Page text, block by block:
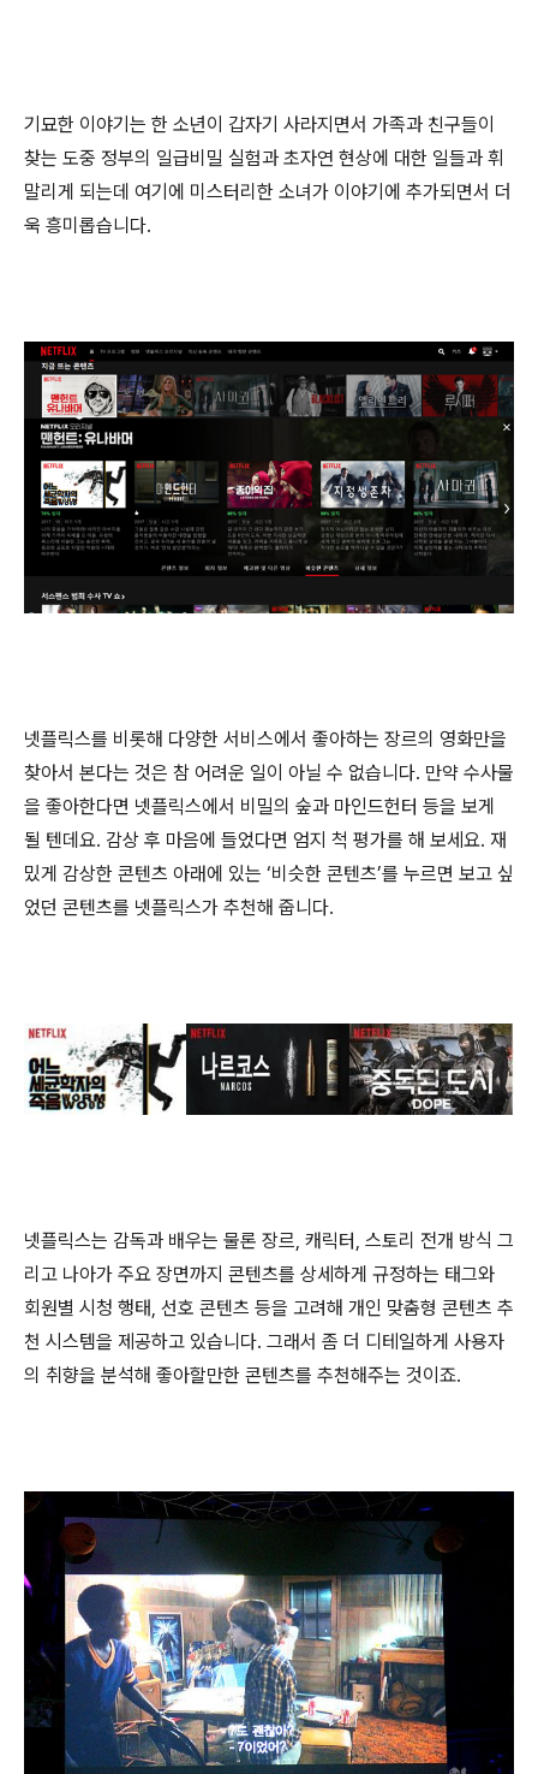
기묘한 이야기는 한 소년이 갑자기 사라지면서 가족과 친구들이
찾는 도중 정부의 일급비밀 실험과 초자연 현상에 대한 일들과 휘
말리게 되는데 여기에 미스터리한 소녀가 이야기에 추가되면서 더
욱 흥미롭습니다.
넷플릭스를 비롯해 다양한 서비스에서 좋아하는 장르의 영화만을
찾아서 본다는 것은 참 어려운 일이 아닐 수 없습니다. 만약 수사물
을 좋아한다면 넷플릭스에서 비밀의 숲과 마인드헌터 등을 보게
될 텐데요. 감상 후 마음에 들었다면 엄지 척 평가를 해 보세요. 재
밌게 감상한 콘텐츠 아래에 있는 ‘비슷한 콘텐츠’를 누르면 보고 싶
었던 콘텐츠를 넷플릭스가 추천해 줍니다.
넷플릭스는 감독과 배우는 물론 장르, 캐릭터, 스토리 전개 방식 그
리고 나아가 주요 장면까지 콘텐츠를 상세하게 규정하는 태그와
회원별 시청 행태, 선호 콘텐츠 등을 고려해 개인 맞춤형 콘텐츠 추
천 시스템을 제공하고 있습니다. 그래서 좀 더 디테일하게 사용자
의 취향을 분석해 좋아할만한 콘텐츠를 추천해주는 것이죠.